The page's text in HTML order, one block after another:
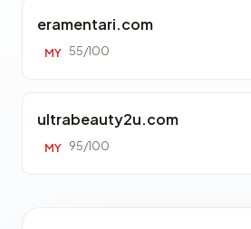
eramentari.com
MY 55/100
ultrabeauty2u.com
MY 95/100